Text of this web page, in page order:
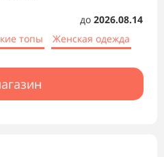
до 2026.08.14
топы Женская одежда